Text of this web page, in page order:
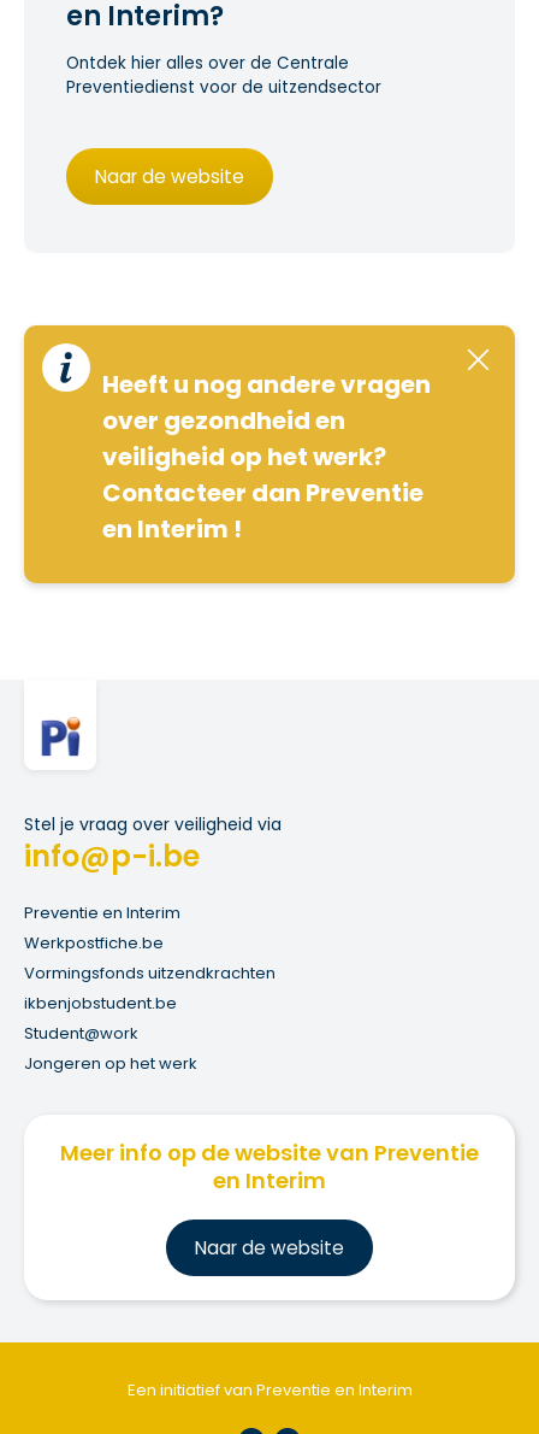
en Interim?
Ontdek hier alles over de Centrale
Preventiedienst voor de uitzendsector
Naar de website
Heeft u nog andere vragen
over gezondheid en
veiligheid op het werk?
Contacteer dan Preventie
en Interim !
Stel je vraag over veiligheid via
info@p-i.be
Preventie en Interim
Werkpostfiche.be
Vormingsfonds uitzendkrachten
ikbenjobstudent.be
Student@work
Jongeren op het werk
Meer info op de website van Preventie
en Interim
Naar de website
Een initiatief van Preventie en Interim